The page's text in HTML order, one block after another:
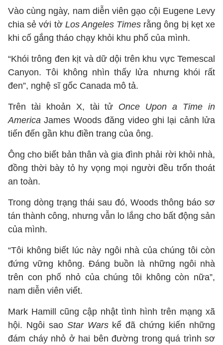
Vào cùng ngày, nam diễn viên gạo cội Eugene Levy
chia sẻ với tờ Los Angeles Times rằng ông bị kẹt xe
khi cố gắng tháo chạy khỏi khu phố của mình.
“Khói trông đen kịt và dữ dội trên khu vực Temescal
Canyon. Tôi không nhìn thấy lửa nhưng khói rất
đen”, nghệ sĩ gốc Canada mô tả.
Trên tài khoản X, tài tử Once Upon a Time in
AmericaJames Woods đăng video ghi lại cảnh lửa
tiến đến gần khu điền trang của ông.
Ông cho biết bản thân và gia đình phải rời khỏi nhà,
đồng thời bày tỏ hy vọng mọi người đều trốn thoát
an toàn.
Trong dòng trạng thái sau đó, Woods thông báo sơ
tán thành công, nhưng vẫn lo lắng cho bất động sản
của mình.
“Tôi không biết lúc này ngôi nhà của chúng tôi còn
đứng vững không. Đáng buồn là những ngôi nhà
trên con phố nhỏ của chúng tôi không còn nữa”,
nam diễn viên viết.
Mark Hamill cũng cập nhật tình hình trên mạng xã
hội. Ngôi sao Star Warskể đã chứng kiến những
đám cháy nhỏ ở hai bên đường trong quá trình sơ